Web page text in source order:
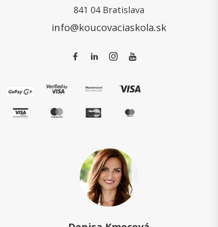
841 04 Bratislava
info@koucovaciaskola.sk